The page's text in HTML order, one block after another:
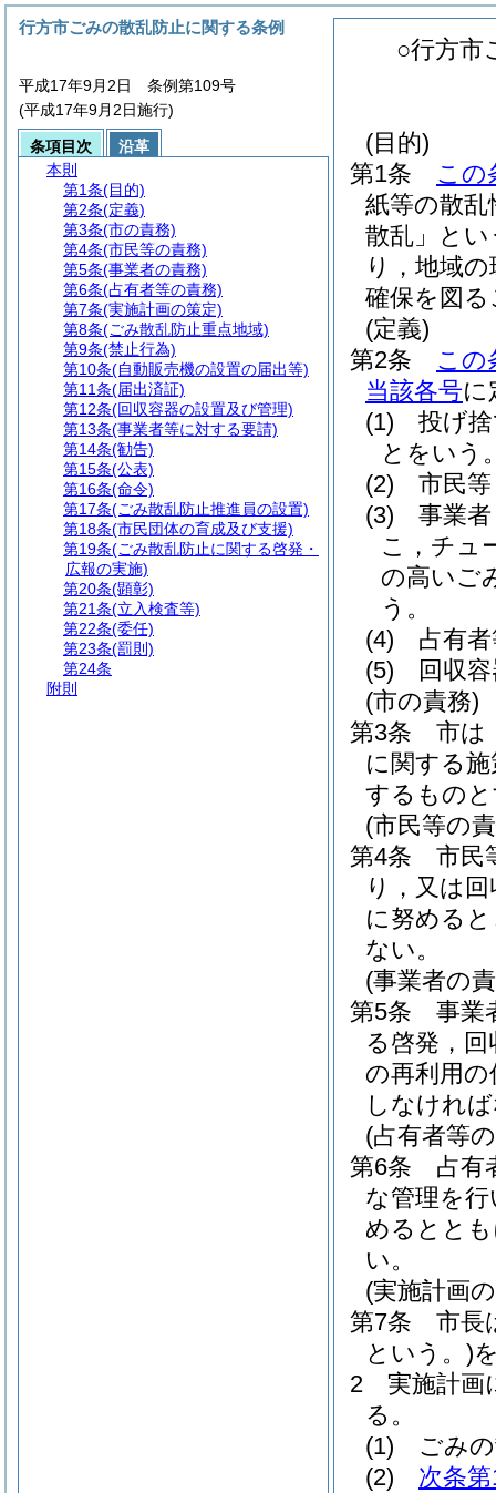
○行方市
(目的)
第1条
この
紙等の散
散乱」とい
り，地域
確保を図
(定義)
第2条
この
当該各号に
(1)
投げ
とをいう
(2)
市民
(3)
事業
こ，チュ
の高いご
う。
(4)
占有
(5)
回収
(市の責務)
第3条
市は
に関する施
するもの
(市民等の
第4条
市民
り，又は
に努める
ない。
(事業者の
第5条
事業
る啓発，
の再利用
しなけれ
(占有者等
第6条
占有
な管理を
めるとと
い。
(実施計画
第7条
市長
という。)
2
実施計画
る。
(1)
ごみ
(2)
次条
行方市ごみの散乱防止に関する条例
平成17年9月2日 条例第109号
(平成17年9月2日施行)
条項目次
沿革
本則
第1条(目的)
第2条(定義)
第3条(市の責務)
第4条(市民等の責務)
第5条(事業者の責務)
第6条(占有者等の責務)
第7条(実施計画の策定)
第8条(ごみ散乱防止重点地域)
第9条(禁止行為)
第10条(自動販売機の設置の届出等)
第11条(届出済証)
第12条(回収容器の設置及び管理)
第13条(事業者等に対する要請)
第14条(勧告)
第15条(公表)
第16条(命令)
第17条(ごみ散乱防止推進員の設置)
第18条(市民団体の育成及び支援)
第19条(ごみ散乱防止に関する啓発・
広報の実施)
第20条(顕彰)
第21条(立入検査等)
第22条(委任)
第23条(罰則)
第24条
附則